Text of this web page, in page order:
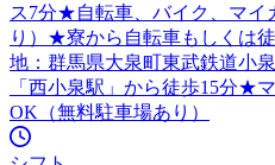
ス7分★自転車、バイク、マイ
り）★寮から自転車もしくは
地：群馬県大泉町東武鉄道小
「西小泉駅」から徒歩15分★
OK（無料駐車場あり）